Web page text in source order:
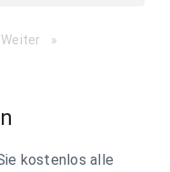
Weiter page
kostenlos alle